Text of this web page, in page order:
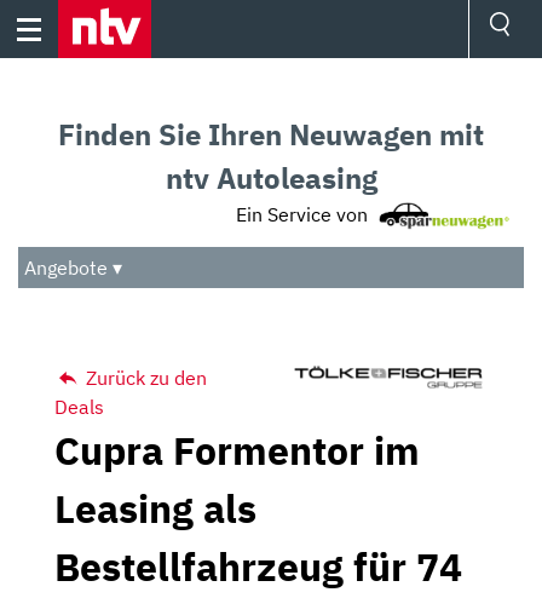
Skip
Audio
Das Beste
Finden Sie Ihren Neuwagen mit
ntv Autoleasing
Ein Service von
Angebote ▾
Zurück zu den
Deals
Cupra Formentor im
Leasing als
Bestellfahrzeug für 74